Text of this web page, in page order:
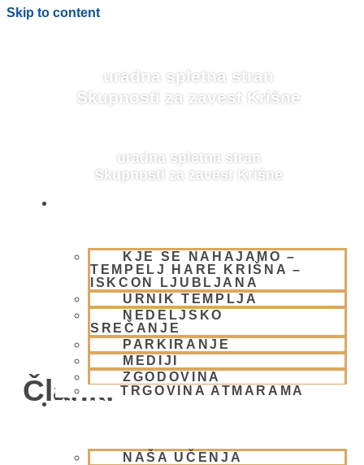
Skip to content
uradna spletna stran
Skupnosti za zavest Krišne
uradna spletna stran
Skupnosti za zavest Krišne
KJE SE NAHAJAMO –
TEMPELJ HARE KRIŠNA –
ISKCON LJUBLJANA
URNIK TEMPLJA
NEDELJSKO
SREČANJE
PARKIRANJE
MEDIJI
ZGODOVINA
TRGOVINA ATMARAMA
BHAKTI JOGA
NAŠA UČENJA
BLOG
Članki